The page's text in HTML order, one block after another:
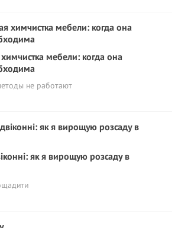
мебели: когда она
не работают
як я вирощую розсаду в